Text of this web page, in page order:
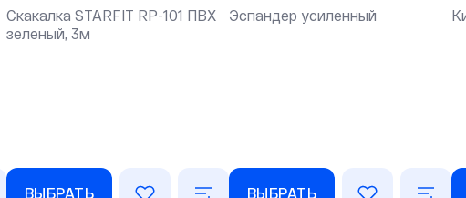
Скакалка STARFIT RP-101 ПВХ
зеленый, 3м
ВЫБРАТЬ
Эспандер усиленный
ВЫБРАТЬ